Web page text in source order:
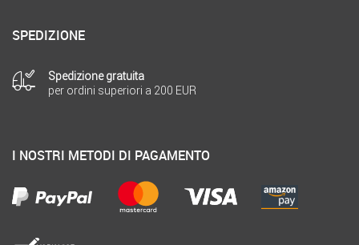
SPEDIZIONE
Spedizione gratuita
per ordini superiori a 200 EUR
I NOSTRI METODI DI PAGAMENTO